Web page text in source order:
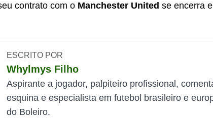
contrato com o Manchester United se encerra
ESCRITO POR
Whylmys Filho
Aspirante a jogador, palpiteiro profissional,
esquina e especialista em futebol brasileiro e
do Boleiro.